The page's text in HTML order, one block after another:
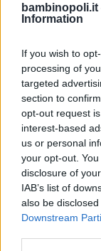
bambinopoli.it
Information
If you wish to
processing of
targeted
section to
opt-out request
interest-based
us or personal
your opt-out.
disclosure of
IAB’s list of
also be
Downstream